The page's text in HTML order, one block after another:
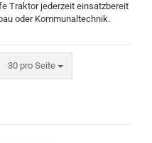
Traktor jederzeit einsatzbereit
oder Kommunaltechnik.
30 pro Seite